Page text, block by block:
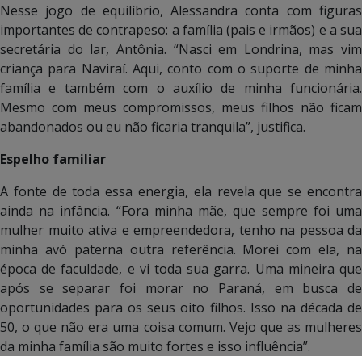
Nesse jogo de equilíbrio, Alessandra conta com figuras
importantes de contrapeso: a família (pais e irmãos) e a sua
secretária do lar, Antônia. “Nasci em Londrina, mas vim
criança para Naviraí. Aqui, conto com o suporte de minha
família e também com o auxílio de minha funcionária.
Mesmo com meus compromissos, meus filhos não ficam
abandonados ou eu não ficaria tranquila”, justifica.
Espelho familiar
A fonte de toda essa energia, ela revela que se encontra
ainda na infância. “Fora minha mãe, que sempre foi uma
mulher muito ativa e empreendedora, tenho na pessoa da
minha avó paterna outra referência. Morei com ela, na
época de faculdade, e vi toda sua garra. Uma mineira que
após se separar foi morar no Paraná, em busca de
oportunidades para os seus oito filhos. Isso na década de
50, o que não era uma coisa comum. Vejo que as mulheres
da minha família são muito fortes e isso influência”.